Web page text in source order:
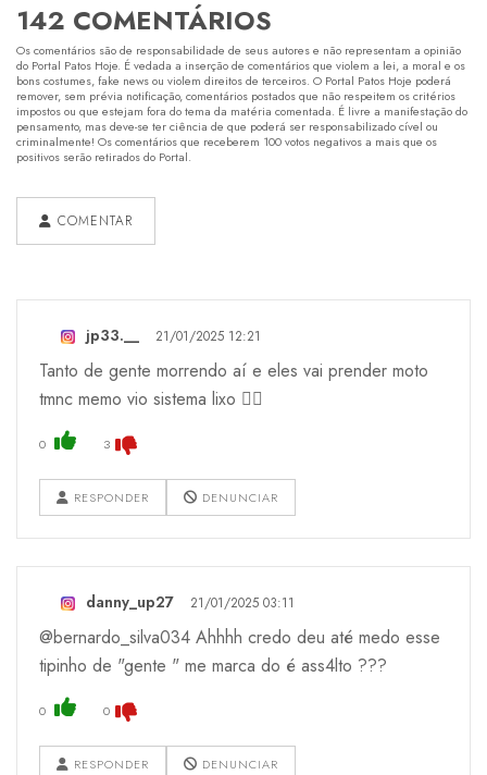
142 COMENTÁRIOS
Os comentários são de responsabilidade de seus autores e não representam a opinião
do Portal Patos Hoje. É vedada a inserção de comentários que violem a lei, a moral e os
bons costumes, fake news ou violem direitos de terceiros. O Portal Patos Hoje poderá
remover, sem prévia notificação, comentários postados que não respeitem os critérios
impostos ou que estejam fora do tema da matéria comentada. É livre a manifestação do
pensamento, mas deve-se ter ciência de que poderá ser responsabilizado cível ou
criminalmente! Os comentários que receberem 100 votos negativos a mais que os
positivos serão retirados do Portal.
COMENTAR
jp33.__ 21/01/2025 12:21
Tanto de gente morrendo aí e eles vai prender moto
tmnc memo vio sistema lixo 👎🏻
0 3
RESPONDER DENUNCIAR
danny_up27 21/01/2025 03:11
@bernardo_silva034 Ahhhh credo deu até medo esse
tipinho de "gente " me marca do é ass4lto ???
0 0
RESPONDER DENUNCIAR